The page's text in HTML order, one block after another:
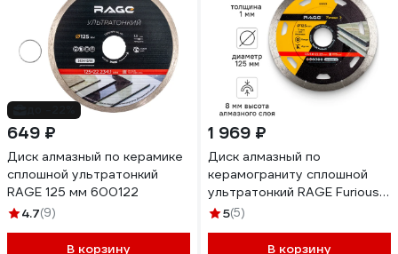
649 ₽
Диск алмазный по керамике
сплошной ультратонкий
RAGE 125 мм 600122
4.7(9)
В корзину
1 969 ₽
Диск алмазный по
керамограниту сплошной
ультратонкий RAGE Furious
NON-STOP 125 мм 605129
5(5)
В корзину